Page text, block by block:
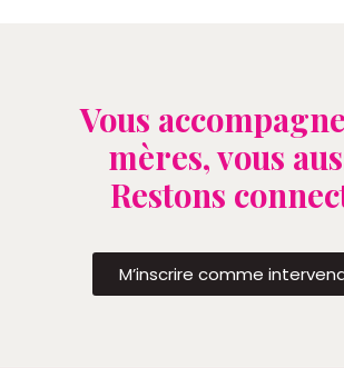
Vous
mères, vous
Restons
M’inscrire comme